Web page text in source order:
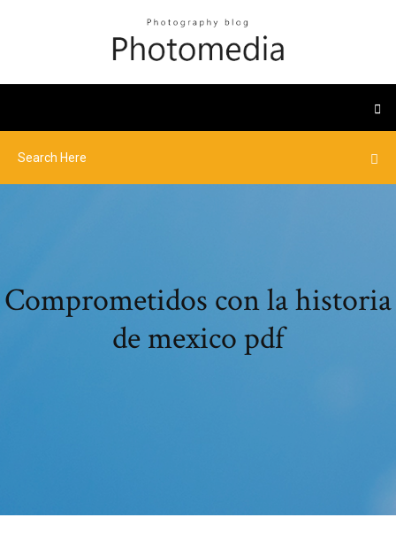
Comprometidos con la historia
de mexico pdf